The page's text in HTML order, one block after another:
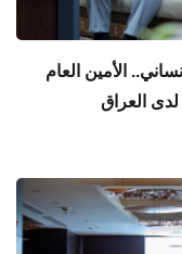
الأمين العام
لدى العراق